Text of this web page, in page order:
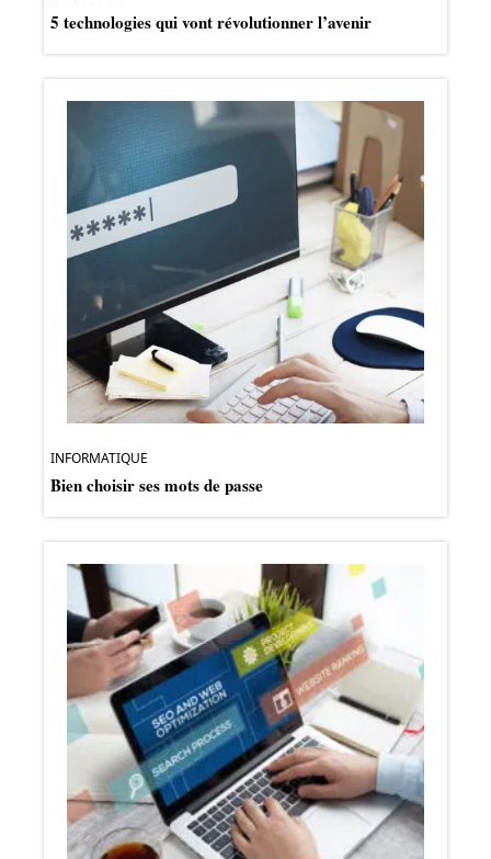
5 technologies qui vont révolutionner l’avenir
INFORMATIQUE
Bien choisir ses mots de passe